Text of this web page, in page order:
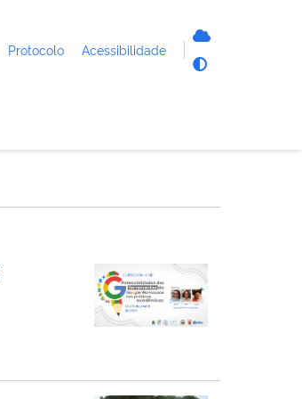
Protocolo Acessibilidade